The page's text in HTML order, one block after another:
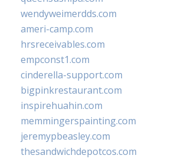
wendyweimerdds.com
ameri-camp.com
hrsreceivables.com
empconst1.com
cinderella-support.com
bigpinkrestaurant.com
inspirehuahin.com
memmingerspainting.com
jeremypbeasley.com
thesandwichdepotcos.com